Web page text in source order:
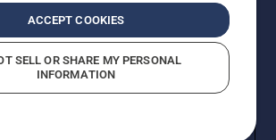
zijn consumentenadviesprijzen. Alle
zijn adviesverkoopprijzen (incl. BTW),
beschikbaar is voor directe aankoop.
Gebruiksvoorwaarden Privacyverklaring
Report Suspected Violations
ACCEPT COOKIES
SELL OR SHARE MY PERSONAL
INFORMATION